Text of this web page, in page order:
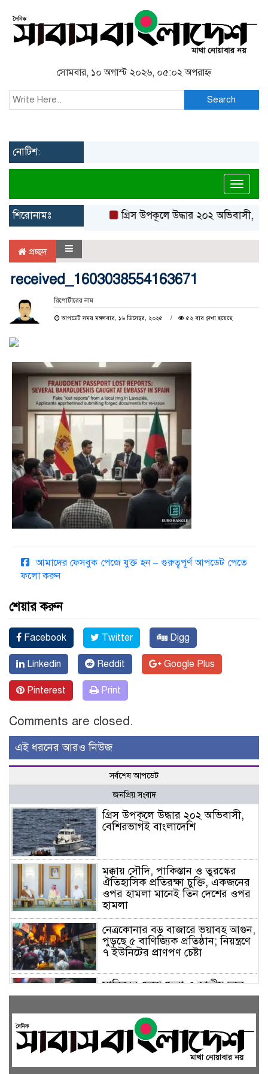
সোমবার, ১০ অগাস্ট ২০২৬, ০৫:০২ অপরাহ্ন
Search
নোটিশ:
শিরোনামঃ গ্রিস উপকূলে উদ্ধার ২০২ অভিবাসী,
প্রচ্ছদ
received_1603038554163671
রিপোর্টারের নাম
আপডেট সময় মঙ্গলবার, ১৬ ডিসেম্বর, ২০২৫ ৫২ বার দেখা হয়েছে
আমাদের ফেসবুক পেজে যুক্ত হন – গুরুত্বপূর্ণ আপডেট পেতে
ফলো করুন
শেয়ার করুন
Facebook Twitter Digg
Linkedin Reddit Google Plus
Pinterest Print
Comments are closed.
এই ধরনের আরও নিউজ
সর্বশেষ আপডেট
জনপ্রিয় সংবাদ
গ্রিস উপকূলে উদ্ধার ২০২ অভিবাসী,
বেশিরভাগই বাংলাদেশি
মক্কায় সৌদি, পাকিস্তান ও তুরস্কের
ঐতিহাসিক প্রতিরক্ষা চুক্তি, একজনের
ওপর হামলা মানেই তিন দেশের ওপর
হামলা
নেত্রকোনার বড় বাজারে ভয়াবহ আগুন,
পুড়ছে ৫ বাণিজ্যিক প্রতিষ্ঠান; নিয়ন্ত্রণে
৭ ইউনিটের প্রাণপণ চেষ্টা
সাকিবের দেশে ফেরা ও জাতীয় দলে
ফেরার সম্ভাবনা নেই, ইঙ্গিত ক্রীড়া
ফেসবুকে যুক্ত হলো বিকাশ, সহজ
হলো ডিজিটাল পেমেন্ট